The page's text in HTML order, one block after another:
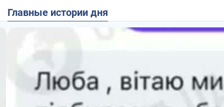
Главные истории дня